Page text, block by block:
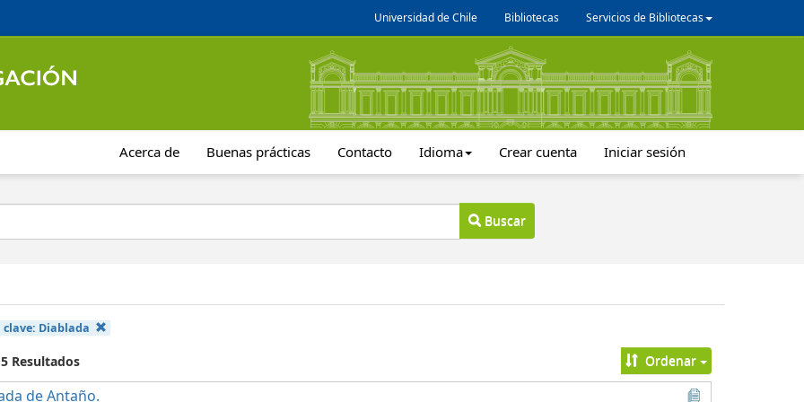
Universidad de Chile Bibliotecas Servicios de Bibliotecas
Acerca de Buenas prácticas Contacto Idioma Crear cuenta Iniciar sesión
Buscar
Diablada
Resultados Ordenar
de Antaño.